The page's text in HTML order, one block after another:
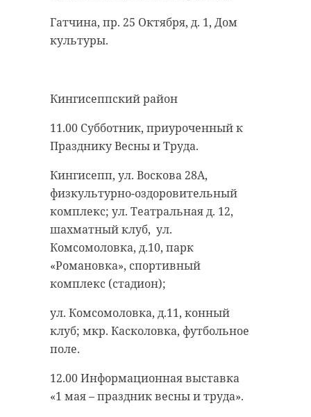
Гатчина, пр. 25 Октября, д. 1, Дом
культуры.
Кингисеппский район
11.00 Субботник, приуроченный к
Празднику Весны и Труда.
Кингисепп, ул. Воскова 28А,
физкультурно-оздоровительный
комплекс; ул. Театральная д. 12,
шахматный клуб, ул.
Комсомоловка, д.10, парк
«Романовка», спортивный
комплекс (стадион);
ул. Комсомоловка, д.11, конный
клуб; мкр. Касколовка, футбольное
поле.
12.00 Информационная выставка
«1 мая – праздник весны и труда».